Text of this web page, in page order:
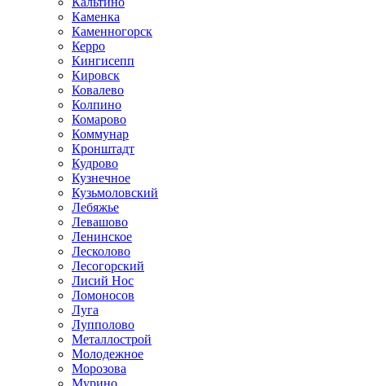
Каменка
Каменногорск
Керро
Кингисепп
Кировск
Ковалево
Колпино
Комарово
Коммунар
Кронштадт
Кудрово
Кузнечное
Кузьмоловский
Лебяжье
Левашово
Ленинское
Лесколово
Лесогорский
Лисий Нос
Ломоносов
Луга
Лупполово
Металлострой
Молодежное
Морозова
Мурино